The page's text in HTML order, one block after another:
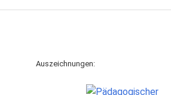
Auszeichnungen: